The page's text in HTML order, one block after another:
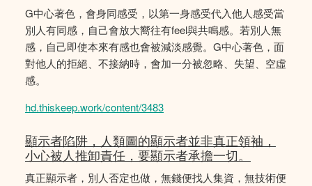
G中心著色，會身同感受，以第一身感受代入他人感受當
別人有同感，自己會放大嚮往有feel與共鳴感。若別人無
感，自己即使本來有感也會被減淡感覺。G中心著色，面
對他人的拒絕、不接納時，會加一分被忽略、失望、空虛
感。
hd.thiskeep.work/content/3483
顯示者陷阱，人類圖的顯示者並非真正領袖，
小心被人推卸責任，要顯示者承擔一切。
真正顯示者，別人否定也做，無錢便找人集資，無技術便